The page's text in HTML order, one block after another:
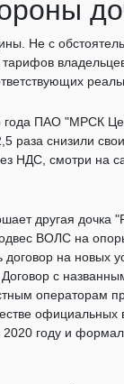
Не с
ПАО "МРСК
раза снизили
НДС, смотри на
другая дочка
ВОЛС на
на новых
с
операторам
году и